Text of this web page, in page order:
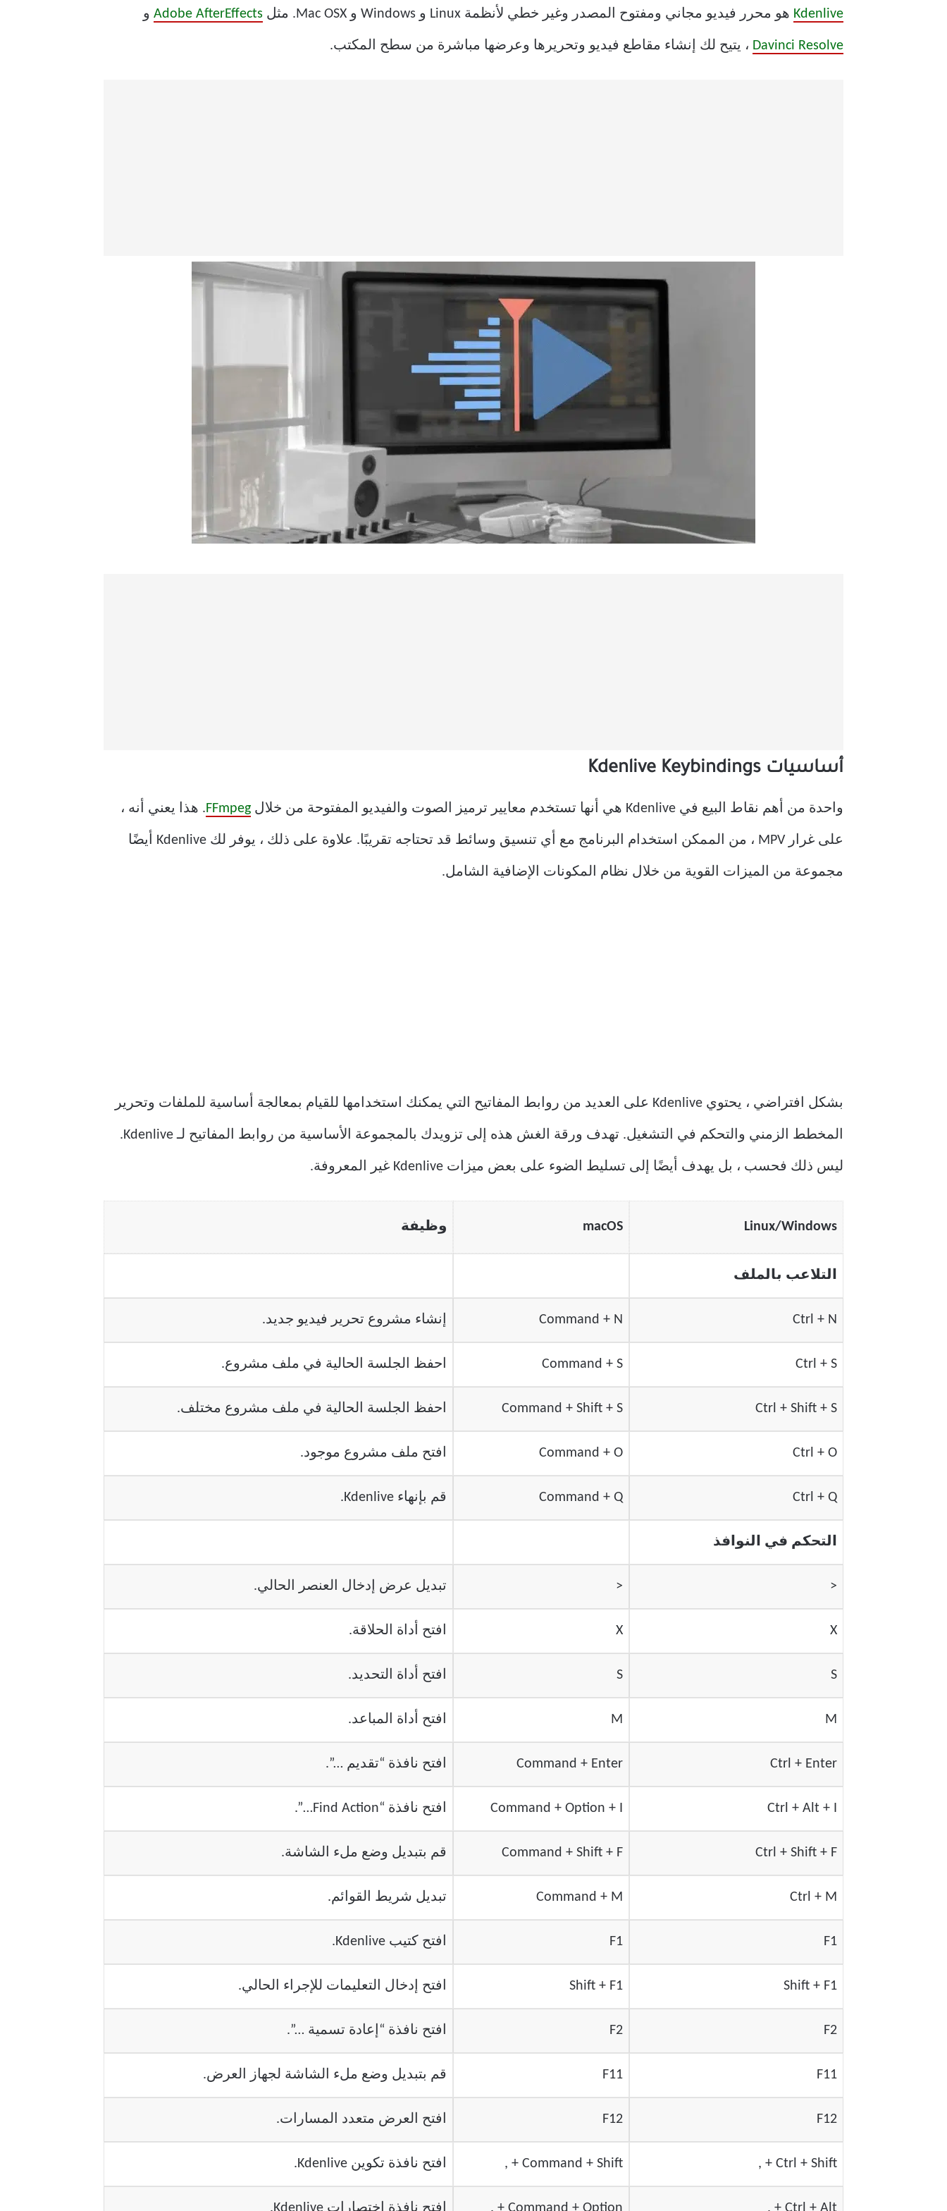
Kdenlive هو محرر فيديو مجاني ومفتوح المصدر وغير خطي لأنظمة Linux و Windows و Mac OSX. مثل Adobe AfterEffects و
Davinci Resolve ، يتيح لك إنشاء مقاطع فيديو وتحريرها وعرضها مباشرة من سطح المكتب.
أساسيات Kdenlive Keybindings
واحدة من أهم نقاط البيع في Kdenlive هي أنها تستخدم معايير ترميز الصوت والفيديو المفتوحة من خلال FFmpeg. هذا يعني أنه ،
على غرار MPV ، من الممكن استخدام البرنامج مع أي تنسيق وسائط قد تحتاجه تقريبًا. علاوة على ذلك ، يوفر لك Kdenlive أيضًا
مجموعة من الميزات القوية من خلال نظام المكونات الإضافية الشامل.
بشكل افتراضي ، يحتوي Kdenlive على العديد من روابط المفاتيح التي يمكنك استخدامها للقيام بمعالجة أساسية للملفات وتحرير
المخطط الزمني والتحكم في التشغيل. تهدف ورقة الغش هذه إلى تزويدك بالمجموعة الأساسية من روابط المفاتيح لـ Kdenlive.
ليس ذلك فحسب ، بل يهدف أيضًا إلى تسليط الضوء على بعض ميزات Kdenlive غير المعروفة.
Linux/Windows
macOS وظيفة
التلاعب بالملف
Ctrl + N
Command + N إنشاء مشروع تحرير فيديو جديد.
Ctrl + S
Command + S احفظ الجلسة الحالية في ملف مشروع.
Ctrl + Shift + S
Command + Shift + S احفظ الجلسة الحالية في ملف مشروع مختلف.
Ctrl + O
Command + O افتح ملف مشروع موجود.
Ctrl + Q
Command + Q قم بإنهاء Kdenlive.
التحكم في النوافذ
<
< تبديل عرض إدخال العنصر الحالي.
X
X افتح أداة الحلاقة.
S
S افتح أداة التحديد.
M
M افتح أداة المباعد.
Ctrl + Enter
Command + Enter افتح نافذة “تقديم …”.
Ctrl + Alt + I
Command + Option + I افتح نافذة “Find Action…”.
Ctrl + Shift + F
Command + Shift + F قم بتبديل وضع ملء الشاشة.
Ctrl + M
Command + M تبديل شريط القوائم.
F1
F1 افتح كتيب Kdenlive.
Shift + F1
Shift + F1 افتح إدخال التعليمات للإجراء الحالي.
F2
F2 افتح نافذة “إعادة تسمية …”.
F11
F11 قم بتبديل وضع ملء الشاشة لجهاز العرض.
F12
F12 افتح العرض متعدد المسارات.
Ctrl + Shift + ,
Command + Shift + , افتح نافذة تكوين Kdenlive.
Ctrl + Alt + ,
Command + Option + , افتح نافذة اختصارات Kdenlive.